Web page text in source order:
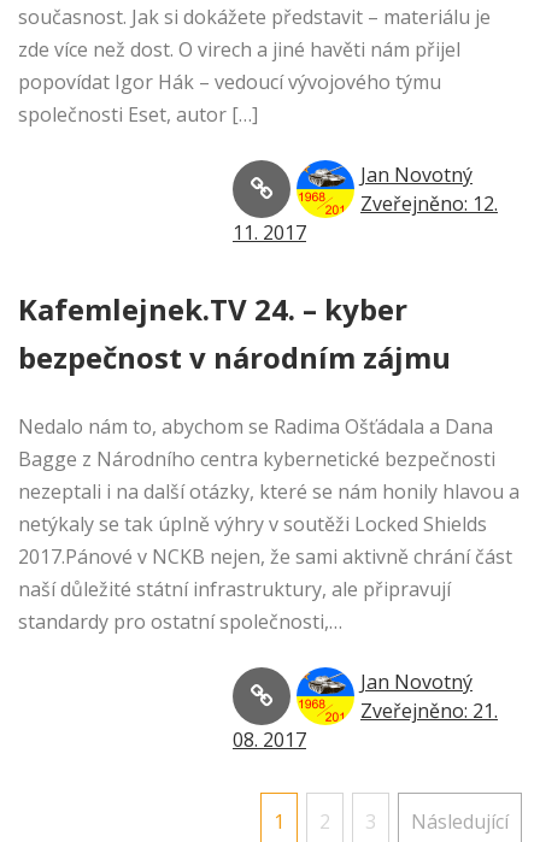
současnost. Jak si dokážete představit – materiálu je
zde více než dost. O virech a jiné havěti nám přijel
popovídat Igor Hák – vedoucí vývojového týmu
společnosti Eset, autor […]
Jan Novotný
Zveřejněno: 12.
11. 2017
Kafemlejnek.TV 24. – kyber
bezpečnost v národním zájmu
Nedalo nám to, abychom se Radima Ošťádala a Dana
Bagge z Národního centra kybernetické bezpečnosti
nezeptali i na další otázky, které se nám honily hlavou a
netýkaly se tak úplně výhry v soutěži Locked Shields
2017.Pánové v NCKB nejen, že sami aktivně chrání část
naší důležité státní infrastruktury, ale připravují
standardy pro ostatní společnosti,…
Jan Novotný
Zveřejněno: 21.
08. 2017
Stránkování
1 2 3 Následující